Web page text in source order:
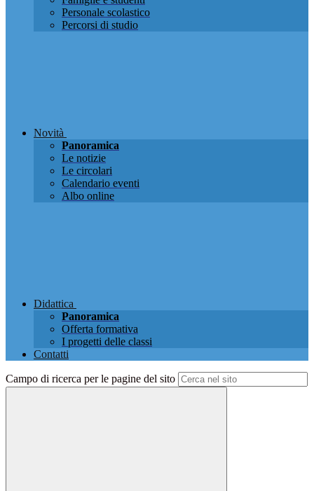
Personale scolastico
Percorsi di studio
Novità
Panoramica
Le notizie
Le circolari
Calendario eventi
Albo online
Didattica
Panoramica
Offerta formativa
I progetti delle classi
Contatti
Campo di ricerca per le pagine del sito